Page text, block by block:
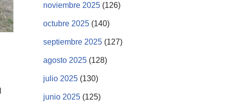
noviembre 2025 (126)
octubre 2025 (140)
septiembre 2025 (127)
agosto 2025 (128)
julio 2025 (130)
junio 2025 (125)